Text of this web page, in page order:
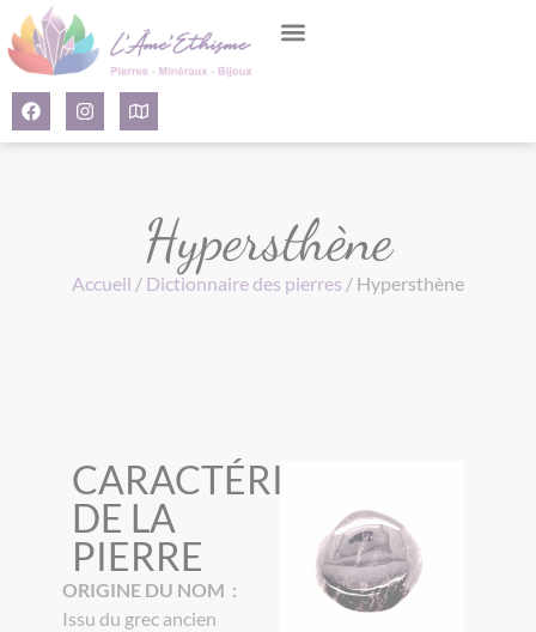
Hypersthène
Accueil / Dictionnaire des pierres / Hypersthène
CARACTÉRISTIQUES
DE LA
PIERRE
ORIGINE DU NOM :
Issu du grec ancien
Panneau de gestion des cookies